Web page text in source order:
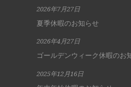
2026年7月27日
夏季休暇のお知らせ
2026年4月27日
ゴールデンウィーク休暇のお
2025年12月16日